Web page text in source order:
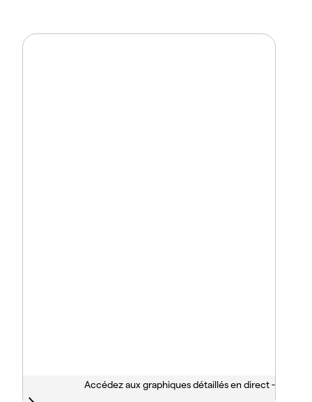
Accédez aux graphiques détaillés en direct -